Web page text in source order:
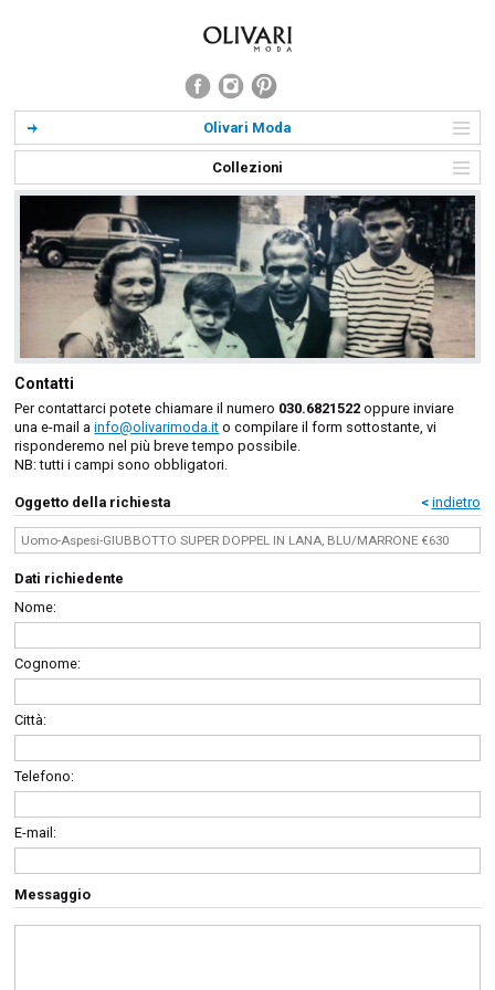
Olivari Moda
Collezioni
Contatti
Per contattarci potete chiamare il numero 030.6821522 oppure inviare
una e-mail ainfo@olivarimoda.it o compilare il form sottostante, vi
risponderemo nel più breve tempo possibile.
NB: tutti i campi sono obbligatori.
Oggetto della richiesta < indietro
Dati richiedente
Nome:
Cognome:
Città:
Telefono:
E-mail:
Messaggio